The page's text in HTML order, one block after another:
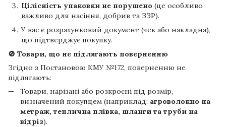
Цілісність упаковки не порушено (це особливо
важливо для насіння, добрив та ЗЗР).
У вас є розрахунковий документ (чек або накладна),
що підтверджує покупку.
🚫 Товари, що не підлягають поверненню
Згідно з Постановою КМУ №172, поверненню не
підлягають:
Товари, нарізані або розкроєні під розмір,
визначений покупцем (наприклад: агроволокно на
метраж, теплична плівка, шланги та труби на
відріз).